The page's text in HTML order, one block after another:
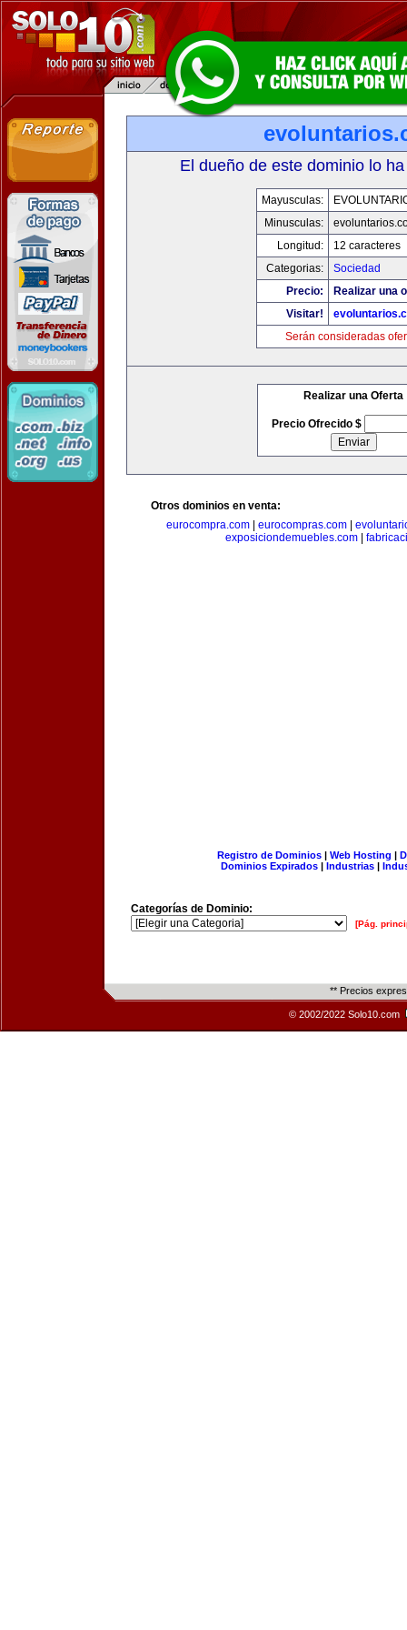
El dueño de este dominio lo
Mayusculas:
Minusculas:
Longitud:
12 caracteres
Categorias:
Sociedad
Precio:
Realizar una
Visitar!
Serán consideradas
Realizar una Oferta
Precio Ofrecido $
Otros dominios en venta:
eurocompra.com| eurocompras.com|
exposiciondemuebles.com|
Registro de Dominios| Web Hosting |
Dominios Expirados | Industrias |
Categorías de Dominio:
[Pág.
** Precios
© 2002/2022 Solo10.com